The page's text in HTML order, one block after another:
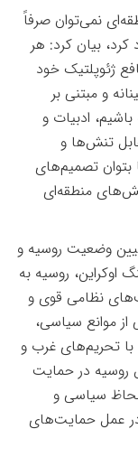
نمی‌توان صرفاً
بیان کرد: هر
ژئوپلتیک خود
و مبتنی بر
ادبیات و
تنش‌ها و
بتوان تصمیم‌های
منطقه‌ای
وضعیت روسیه و
اوکراین، روسیه به
نظامی قوی و
از موانع سیاسی،
تحریم‌های غرب و
روسیه در حمایت
لحاظ سیاسی و
در عمل حمایت‌های